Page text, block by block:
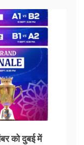
को दुबई में